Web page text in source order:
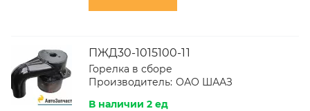
ПЖД30-1015100-11
Горелка в сборе
Производитель: ОАО ШААЗ
В наличии 2 ед